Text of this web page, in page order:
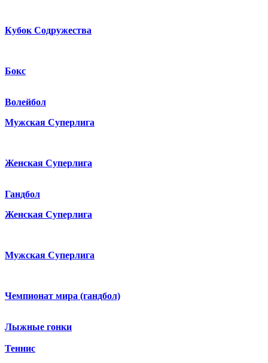
Кубок Содружества
Бокс
Волейбол
Мужская Суперлига
Женская Суперлига
Гандбол
Женская Суперлига
Мужская Суперлига
Чемпионат мира (гандбол)
Лыжные гонки
Теннис